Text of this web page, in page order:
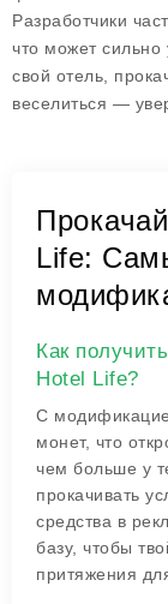
Разработчики
что может
свой отель,
веселиться —
Life:
Как
Hotel Life?
С
монет, что
чем больше у
прокачивать
средства в
базу, чтобы
притяжения